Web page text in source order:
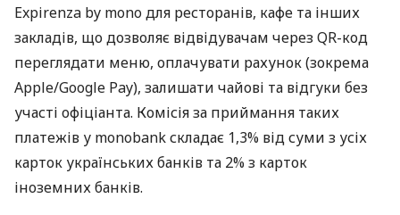
Expirenza by mono для ресторанів, кафе та інших
закладів, що дозволяє відвідувачам через QR-код
переглядати меню, оплачувати рахунок (зокрема
Apple/Google Pay), залишати чайові та відгуки без
участі офіціанта. Комісія за приймання таких
платежів у monobank складає 1,3% від суми з усіх
карток українських банків та 2% з карток
іноземних банків.